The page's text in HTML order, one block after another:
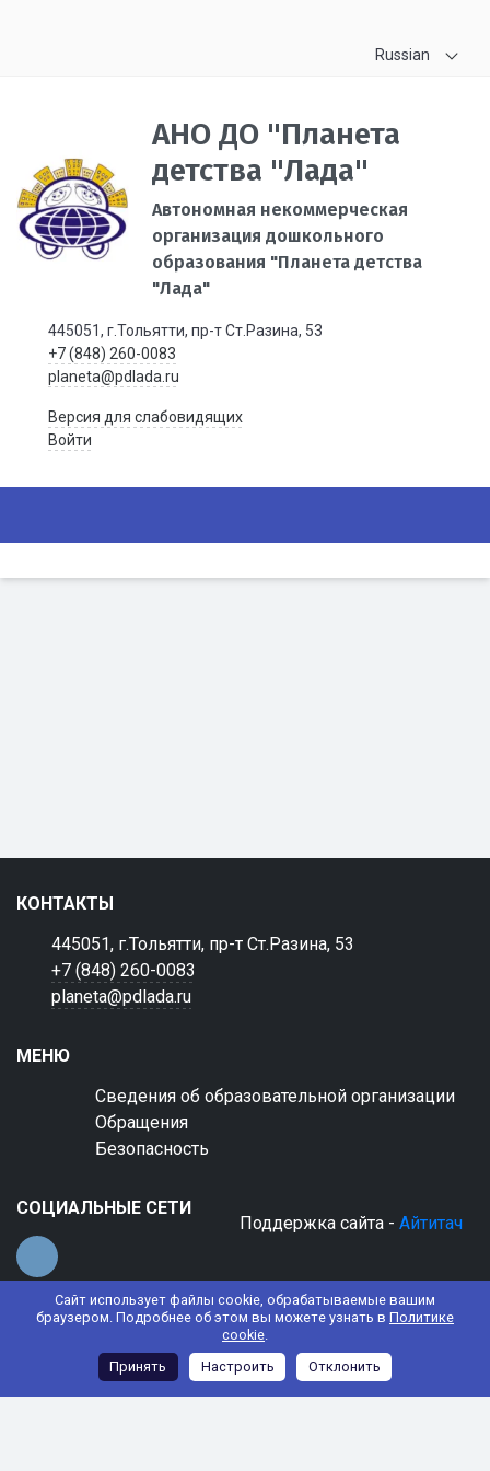
Сайт использует файлы cookie, обрабатываемые вашим
браузером. Подробнее об этом вы можете узнать в Политике
cookie.
Принять
Настроить Отклонить
Russian
АНО ДО "Планета
детства "Лада"
Автономная некоммерческая
организация дошкольного
образования "Планета детства
"Лада"
445051, г.Тольятти, пр-т Ст.Разина, 53
+7 (848) 260-0083
planeta@pdlada.ru
Версия для слабовидящих
Войти
КОНТАКТЫ
445051, г.Тольятти, пр-т Ст.Разина, 53
+7 (848) 260-0083
planeta@pdlada.ru
МЕНЮ
Сведения об образовательной организации
Обращения
Безопасность
СОЦИАЛЬНЫЕ СЕТИ
Поддержка сайта - Айтитач
© 2022 АНО ДО "Планета детства "Лада"